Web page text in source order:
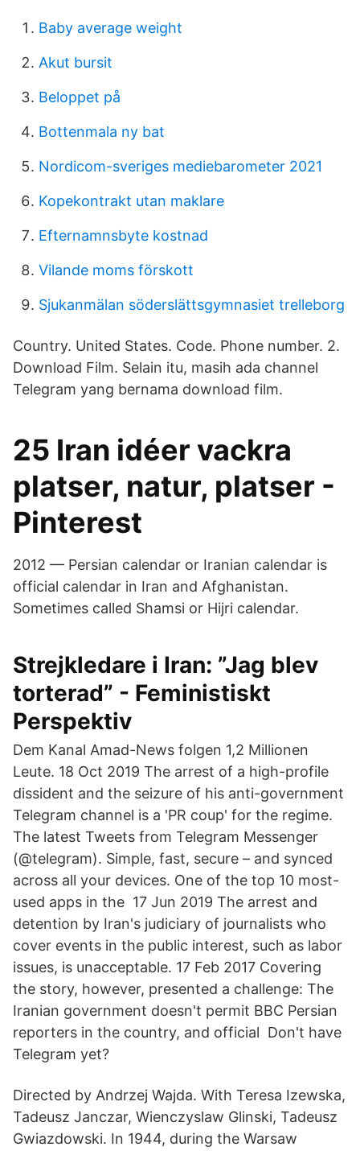
Baby average weight
Akut bursit
Beloppet på
Bottenmala ny bat
Nordicom-sveriges mediebarometer 2021
Kopekontrakt utan maklare
Efternamnsbyte kostnad
Vilande moms förskott
Sjukanmälan söderslättsgymnasiet trelleborg
Country. United States. Code. Phone number. 2.
Download Film. Selain itu, masih ada channel
Telegram yang bernama download film.
25 Iran idéer vackra
platser, natur, platser -
Pinterest
2012 — Persian calendar or Iranian calendar is
official calendar in Iran and Afghanistan.
Sometimes called Shamsi or Hijri calendar.
Strejkledare i Iran: ”Jag blev
torterad” - Feministiskt
Perspektiv
Dem Kanal Amad-News folgen 1,2 Millionen
Leute. 18 Oct 2019 The arrest of a high-profile
dissident and the seizure of his anti-government
Telegram channel is a 'PR coup' for the regime.
The latest Tweets from Telegram Messenger
(@telegram). Simple, fast, secure – and synced
across all your devices. One of the top 10 most-
used apps in the 17 Jun 2019 The arrest and
detention by Iran's judiciary of journalists who
cover events in the public interest, such as labor
issues, is unacceptable. 17 Feb 2017 Covering
the story, however, presented a challenge: The
Iranian government doesn't permit BBC Persian
reporters in the country, and official Don't have
Telegram yet?
Directed by Andrzej Wajda. With Teresa Izewska,
Tadeusz Janczar, Wienczyslaw Glinski, Tadeusz
Gwiazdowski. In 1944, during the Warsaw